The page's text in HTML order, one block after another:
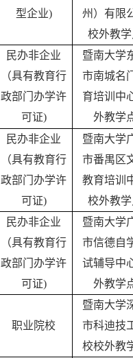
型企业)
州）有限
校外教
民办非企业
（具有教育行
政部门办学许
可证)
暨南大学
市南城名
育培训中
外教学
民办非企业
（具有教育行
政部门办学许
可证)
暨南大学
市番禺区
教育培训
校外教
民办非企业
（具有教育行
政部门办学许
可证)
暨南大学
市信德自
试辅导中
外教学
职业院校
暨南大学
市科迪技
校校外教